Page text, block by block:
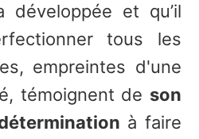
développée et qu’il
tous les
empreintes d'une
témoignent de son
à faire